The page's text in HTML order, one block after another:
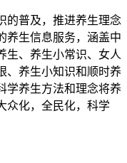
的普及，推进养生理念
养生信息服务，涵盖中
生、养生小常识、女人
、养生小知识和顺时养
学养生方法和理念将养
众化，全民化，科学